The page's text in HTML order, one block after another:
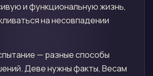
и функциональную жизнь,
на несовпадении
— разные способы
Деве нужны факты, Весам